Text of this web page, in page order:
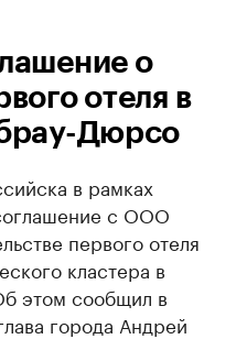
о
отеля в
Дюрсо
в рамках
с ООО
первого отеля
кластера в
этом сообщил в
города Андрей